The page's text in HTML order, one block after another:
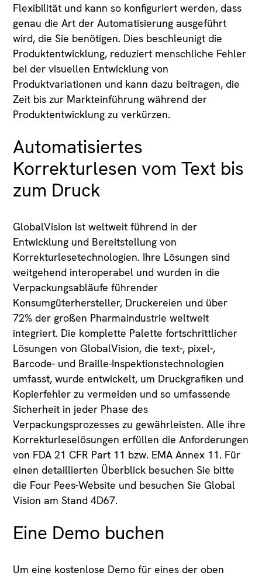
Flexibilität und kann so konfiguriert werden, dass
genau die Art der Automatisierung ausgeführt
wird, die Sie benötigen. Dies beschleunigt die
Produktentwicklung, reduziert menschliche Fehler
bei der visuellen Entwicklung von
Produktvariationen und kann dazu beitragen, die
Zeit bis zur Markteinführung während der
Produktentwicklung zu verkürzen.
Automatisiertes
Korrekturlesen vom Text bis
zum Druck
GlobalVision ist weltweit führend in der
Entwicklung und Bereitstellung von
Korrekturlesetechnologien. Ihre Lösungen sind
weitgehend interoperabel und wurden in die
Verpackungsabläufe führender
Konsumgüterhersteller, Druckereien und über
72% der großen Pharmaindustrie weltweit
integriert. Die komplette Palette fortschrittlicher
Lösungen von GlobalVision, die text-, pixel-,
Barcode- und Braille-Inspektionstechnologien
umfasst, wurde entwickelt, um Druckgrafiken und
Kopierfehler zu vermeiden und so umfassende
Sicherheit in jeder Phase des
Verpackungsprozesses zu gewährleisten. Alle ihre
Korrekturleselösungen erfüllen die Anforderungen
von FDA 21 CFR Part 11 bzw. EMA Annex 11. Für
einen detaillierten Überblick besuchen Sie bitte
die Four Pees-Website und besuchen Sie Global
Vision am Stand 4D67.
Eine Demo buchen
Um eine kostenlose Demo für eines der oben